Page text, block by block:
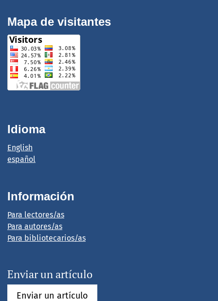
Mapa de visitantes
Idioma
English
español
Información
Para lectores/as
Para autores/as
Para bibliotecarios/as
Enviar un artículo
Enviar un artículo